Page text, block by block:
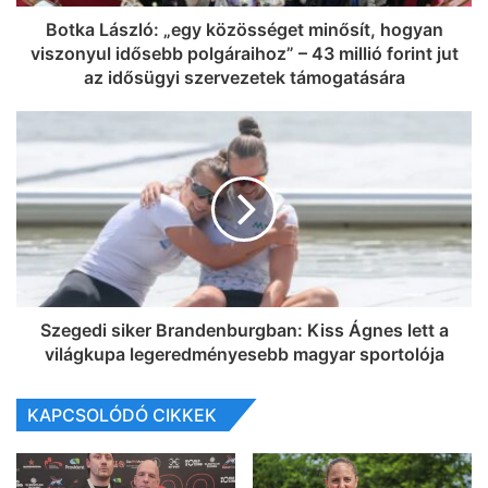
Botka László: „egy közösséget minősít, hogyan
viszonyul idősebb polgáraihoz” – 43 millió forint jut
az idősügyi szervezetek támogatására
Szegedi siker Brandenburgban: Kiss Ágnes lett a
világkupa legeredményesebb magyar sportolója
KAPCSOLÓDÓ CIKKEK